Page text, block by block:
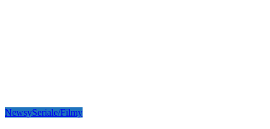
NewsySeriale/Filmy